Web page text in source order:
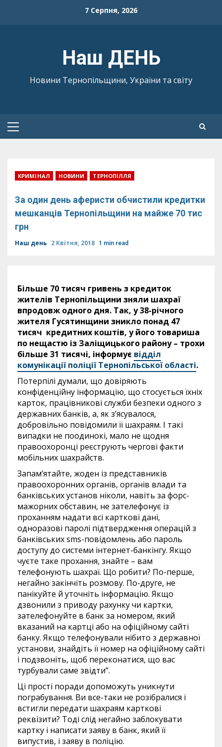
7 Серпня, 2026
Наш ДЕНЬ
Новини Тернопільщини, України та світу
Primary
КРИМІНАЛ НОВИНИ ТЕРНОПІЛЛЯ
За один день аферисти обчистили кредитки
мешканців Тернопільщини на майже 70 тис
грн
Наш день 2 Квітня, 2018 1 min read
Більше 70 тисяч гривень з кредиток
жителів Тернопільщини зняли шахраї
впродовж одного дня. Так, у 38-річного
жителя Гусятинщини зникло понад 47
тисяч кредитних коштів, у його товариша
по нещастю із Заліщицького району – трохи
більше 31 тисячі, інформує відділ
комунікації поліції Тернопільської області.
Потерпілі думали, що довіряють
конфіденційну інформацію, що стосується їхніх
карток, працівникові служби безпеки одного з
державних банків, а, як з’ясувалося,
добровільно повідомили її шахраям. І такі
випадки не поодинокі, мало не щодня
правоохоронці реєструють чергові факти
мобільних шахрайств.
Запам’ятайте, жоден із представників
правоохоронних органів, органів влади та
банківських установ ніколи, навіть за форс-
мажорних обставин, не зателефонує із
проханням надати всі карткові дані,
одноразові паролі підтвердження операцій з
банківських sms-повідомлень або пароль
доступу до системи інтернет-банкінгу. Якщо
чуєте таке прохання, знайте – вам
телефонують шахраї. Що робити? По-перше,
негайно закінчіть розмову. По-друге, не
панікуйте й уточніть інформацію. Якщо
дзвонили з приводу рахунку чи картки,
зателефонуйте в банк за номером, який
вказаний на картці або на офіційному сайті
банку. Якщо телефонували нібито з державної
установи, знайдіть її номер на офіційному сайті
і подзвоніть, щоб переконатися, що вас
турбували саме звідти”.
Ці прості поради допоможуть уникнути
пограбування. Ви все-таки не розібралися і
встигли передати шахраям карткові
реквізити? Тоді слід негайно заблокувати
картку і написати заяву в банк, який її
випустив, і заяву в поліцію.